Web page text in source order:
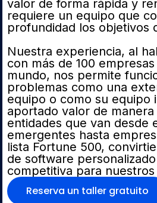
valor de forma rápida y
requiere un equipo que
profundidad los objetivos
Nuestra experiencia, al
con más de 100
mundo, nos permite
problemas como una
equipo o como su equipo
aportado valor de
entidades que van desde
emergentes hasta
lista Fortune 500,
de software
competitiva para
Reserva un taller gratuito